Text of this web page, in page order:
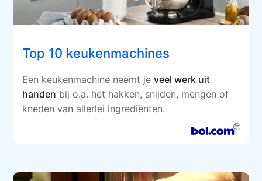
Top 10 keukenmachines
Een keukenmachine neemt jeveel werk uit
handen bij o.a. het hakken, snijden, mengen of
kneden van allerlei ingrediënten.